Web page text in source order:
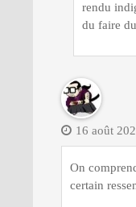
rendu
du faire
16 août
On
certain